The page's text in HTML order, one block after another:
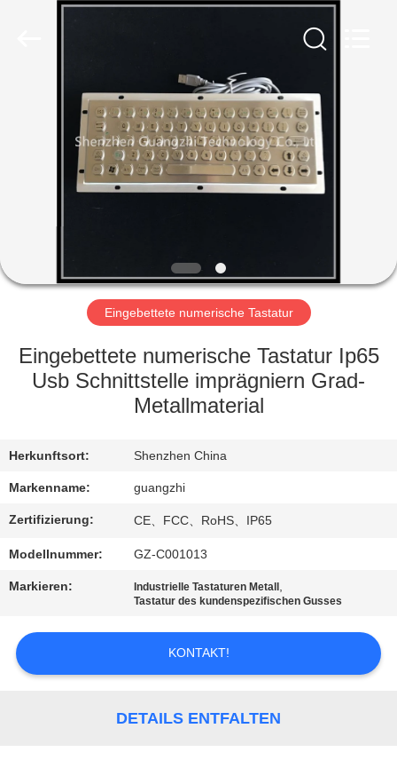
PRODUKTE
FABRIK-
AUSFLUG
QUALITÄTSKONTROLLE
SIE
MIT
UNS
IN
VERBINDUNG
FORDERN
SIE
Eingebettete numerische Tastatur
Eingebettete numerische Tastatur Ip65
Usb Schnittstelle imprägniern Grad-
Metallmaterial
Herkunftsort: Shenzhen China
Markenname: guangzhi
Zertifizierung: CE、FCC、RoHS、IP65
Modellnummer: GZ-C001013
Markieren: Industrielle Tastaturen Metall ,
Tastatur des kundenspezifischen Gusses
KONTAKT!
DETAILS ENTFALTEN